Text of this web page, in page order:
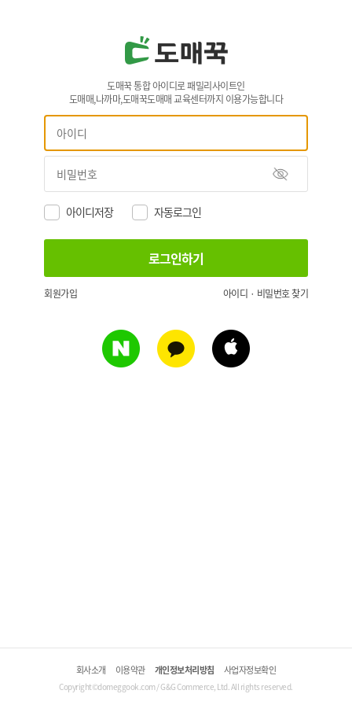
도매꾹 통합 아이디로 패밀리사이트인
도매매,나까마,도매꾹도매매 교육센터까지 이용가능합니다
아이디저장 자동로그인
회원가입 아이디 · 비밀번호 찾기
회사소개 이용약관 개인정보처리방침 사업자정보확인
Copyright©domeggook.com / G&G Commerce, Ltd. All rights reserved.